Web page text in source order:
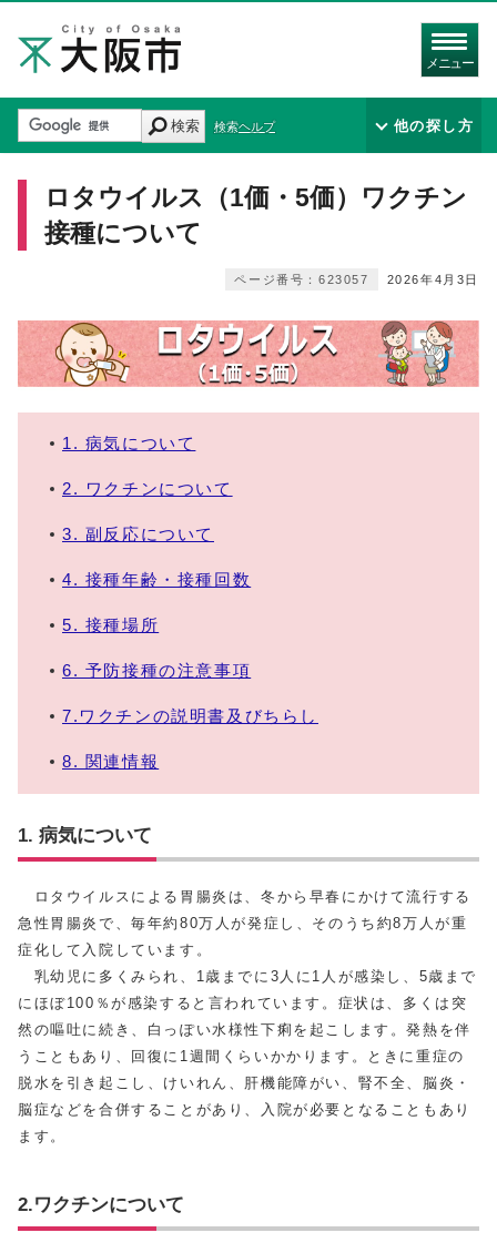
メニュー
検索 検索ヘルプ 他の探し方
ロタウイルス（1価・5価）ワクチン
接種について
2026年4月3日
ページ番号：623057
1. 病気について
2. ワクチンについて
3. 副反応について
4. 接種年齢・接種回数
5. 接種場所
6. 予防接種の注意事項
7.ワクチンの説明書及びちらし
8. 関連情報
1. 病気について
ロタウイルスによる胃腸炎は、冬から早春にかけて流行する
急性胃腸炎で、毎年約80万人が発症し、そのうち約8万人が重
症化して入院しています。
乳幼児に多くみられ、1歳までに3人に1人が感染し、5歳まで
にほぼ100％が感染すると言われています。症状は、多くは突
然の嘔吐に続き、白っぽい水様性下痢を起こします。発熱を伴
うこともあり、回復に1週間くらいかかります。ときに重症の
脱水を引き起こし、けいれん、肝機能障がい、腎不全、脳炎・
脳症などを合併することがあり、入院が必要となることもあり
ます。
2.ワクチンについて